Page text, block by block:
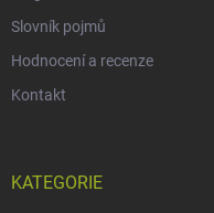
Slovník pojmů
Hodnocení a recenze
Kontakt
KATEGORIE